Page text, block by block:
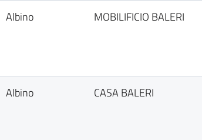
Albino MOBILIFICIO BALERI
Albino CASA BALERI